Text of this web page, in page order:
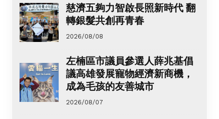
慈濟五夠力智啟長照新時代 翻
轉銀髮共創再青春
2026/08/08
左楠區市議員參選人薛兆基倡
議高雄發展寵物經濟新商機，
成為毛孩的友善城市
2026/08/07